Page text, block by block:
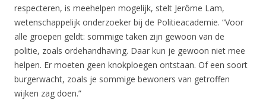
respecteren, is meehelpen mogelijk, stelt Jerôme Lam,
wetenschappelijk onderzoeker bij de Politieacademie. “Voor
alle groepen geldt: sommige taken zijn gewoon van de
politie, zoals ordehandhaving. Daar kun je gewoon niet mee
helpen. Er moeten geen knokploegen ontstaan. Of een soort
burgerwacht, zoals je sommige bewoners van getroffen
wijken zag doen.”